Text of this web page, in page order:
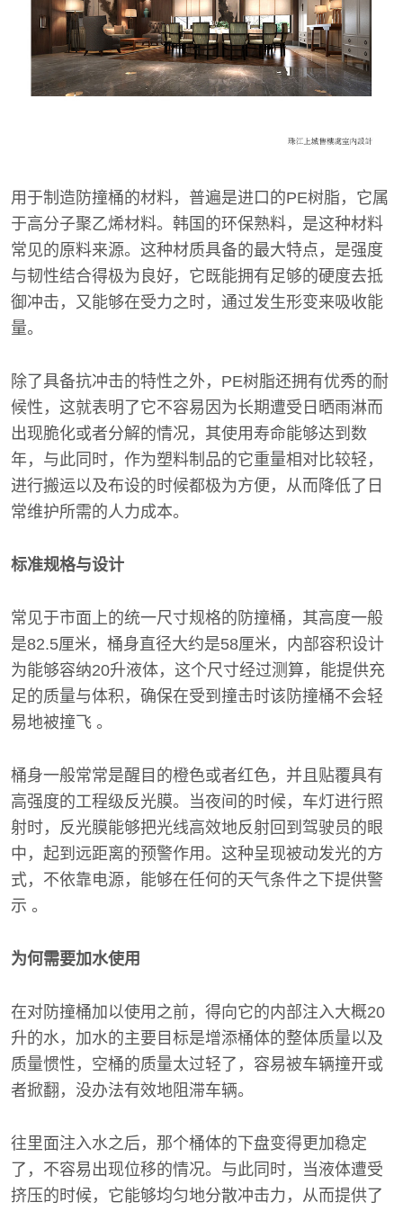
用于制造防撞桶的材料，普遍是进口的PE树脂，它属
于高分子聚乙烯材料。韩国的环保熟料，是这种材料
常见的原料来源。这种材质具备的最大特点，是强度
与韧性结合得极为良好，它既能拥有足够的硬度去抵
御冲击，又能够在受力之时，通过发生形变来吸收能
量。
除了具备抗冲击的特性之外，PE树脂还拥有优秀的耐
候性，这就表明了它不容易因为长期遭受日晒雨淋而
出现脆化或者分解的情况，其使用寿命能够达到数
年，与此同时，作为塑料制品的它重量相对比较轻，
进行搬运以及布设的时候都极为方便，从而降低了日
常维护所需的人力成本。
标准规格与设计
常见于市面上的统一尺寸规格的防撞桶，其高度一般
是82.5厘米，桶身直径大约是58厘米，内部容积设计
为能够容纳20升液体，这个尺寸经过测算，能提供充
足的质量与体积，确保在受到撞击时该防撞桶不会轻
易地被撞飞 。
桶身一般常常是醒目的橙色或者红色，并且贴覆具有
高强度的工程级反光膜。当夜间的时候，车灯进行照
射时，反光膜能够把光线高效地反射回到驾驶员的眼
中，起到远距离的预警作用。这种呈现被动发光的方
式，不依靠电源，能够在任何的天气条件之下提供警
示 。
为何需要加水使用
在对防撞桶加以使用之前，得向它的内部注入大概20
升的水，加水的主要目标是增添桶体的整体质量以及
质量惯性，空桶的质量太过轻了，容易被车辆撞开或
者掀翻，没办法有效地阻滞车辆。
往里面注入水之后，那个桶体的下盘变得更加稳定
了，不容易出现位移的情况。与此同时，当液体遭受
挤压的时候，它能够均匀地分散冲击力，从而提供了